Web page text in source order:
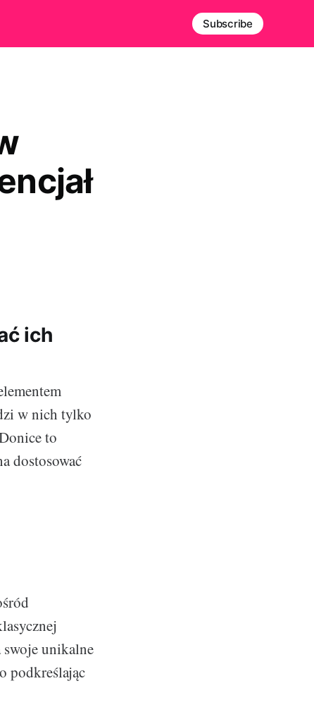
Subscribe
ich
w nich tylko
to
dostosować
swoje unikalne
podkreślając